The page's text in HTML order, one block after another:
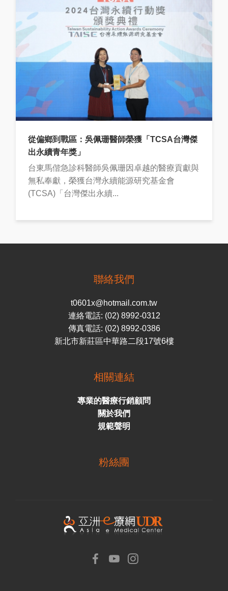
從偏鄉到戰區：吳佩珊醫師榮獲「TCSA台灣傑
出永續青年獎」
台東馬偕急診科醫師吳佩珊因卓越的醫療貢獻與
無私奉獻，榮獲台灣永續能源研究基金會
(TCSA)「台灣傑出永續...
聯絡我們
t0601x@hotmail.com.tw
連絡電話: (02) 8992-0312
傳真電話: (02) 8992-0386
新北市新莊區中華路二段17號6樓
相關連結
專業的醫療行銷顧問
關於我們
規範聲明
粉絲團